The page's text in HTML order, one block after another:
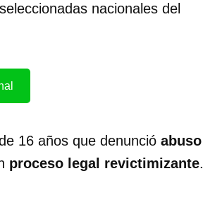
nacionales del
16 años que denunció abuso
proceso legal revictimizante.